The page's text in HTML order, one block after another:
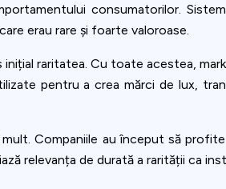
consumatorilor.
erau rare și foarte valoroase.
inițial raritatea. Cu toate acestea,
pentru a crea mărci de lux,
Companiile au început să
relevanța de durată a rarității ca